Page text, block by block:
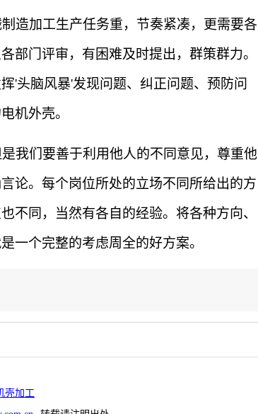
造加工生产任务重，节奏紧凑，更需要各
部门评审，有困难及时提出，群策群力。
'头脑风暴'发现问题、纠正问题、预防问
机外壳。
我们要善于利用他人的不同意见，尊重他
论。每个岗位所处的立场不同所给出的方
不同，当然有各自的经验。将各种方向、
一个完整的考虑周全的好方案。
壳加工